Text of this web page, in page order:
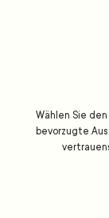
Wählen Sie
bevorzugte